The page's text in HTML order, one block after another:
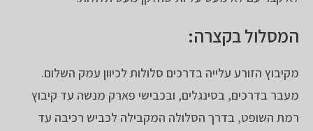
המסלול בקצרה:
מקיבוץ הזורע עלייה בדרכים סלולות לכיוון עמק השלום.
מעבר בדרכים, בסינגלים, ובכבישי פארק מנשה עד קיבוץ
רמת השופט, בדרך הסלולה המקבילה לכביש רכיבה עד